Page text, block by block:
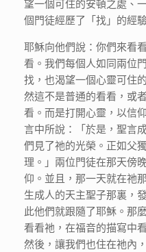
望一個可住的安頓之處、
個門徒經歷了「找」的經
耶穌向他們說：你們來看
看。我們每個人如同兩位
找，也渴望一個心靈可住
然這不是普通的看看，或
看。而是打開心靈，以信
言中所說：「於是，聖言
們見了祂的光榮。正如父
理。」兩位門徒在那天傍
仰。並且，那一天就在祂
生成人的天主聖子那裏，
此他們就跟隨了耶穌。那
看看祂，在福音的描寫中
然後，讓我們也住在祂內